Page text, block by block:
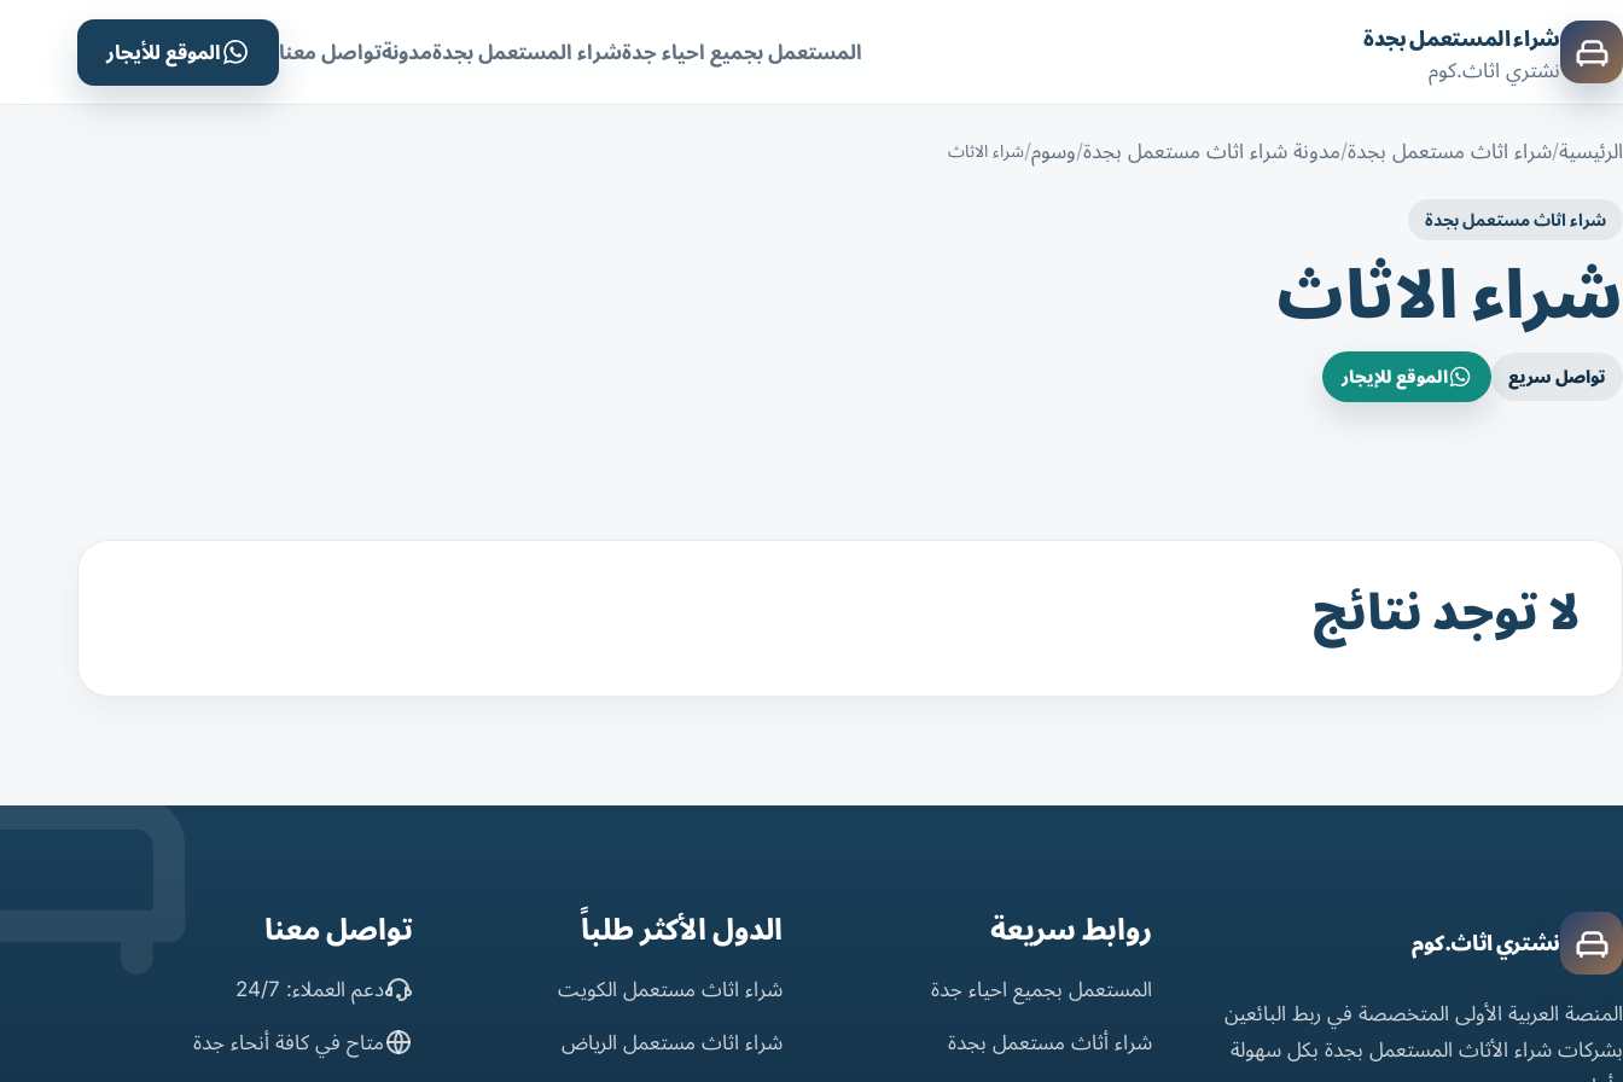
شراء المستعمل بجدة
نشتري اثاث.كوم
المستعمل بجميع احياء جدةشراء المستعمل بجدةمدونةتواصل معنا الموقع للأيجار
الرئيسية شراء اثاث مستعمل بجدة مدونة شراء اثاث مستعمل بجدة وسوم شراء الاثاث
شراء اثاث مستعمل بجدة
شراء الاثاث
تواصل سريع الموقع للإيجار
لا توجد نتائج
نشتري اثاث.كوم
المنصة العربية الأولى المتخصصة في ربط البائعين
بشركات شراء الأثاث المستعمل بجدة بكل سهولة
روابط سريعة
المستعمل بجميع احياء جدة
شراء أثاث مستعمل بجدة
الدول الأكثر طلباً
شراء اثاث مستعمل الكويت
شراء اثاث مستعمل الرياض
تواصل معنا
دعم العملاء: 24/7
متاح في كافة أنحاء جدة